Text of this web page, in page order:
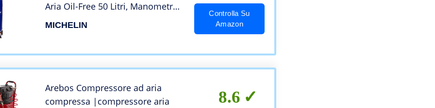
Aria Oil-Free 50 Litri, Manometro,
Pressione Massima 10 Bar, Ruote
MICHELIN
Controlla Su
Amazon
Arebos Compressore ad aria
compressa |compressore aria
8.6